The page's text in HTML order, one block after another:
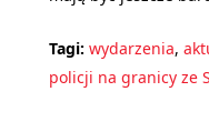
Tagi: wydarzenia,
policji na granicy ze